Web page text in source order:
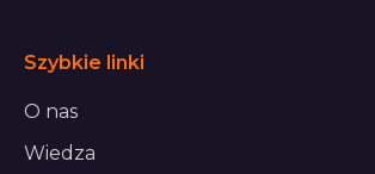
Szybkie linki
O nas
Wiedza